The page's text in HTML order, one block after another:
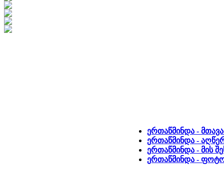
ერთაწმინდა -
ერთაწმინდა -
ერთაწმინდა - მის
ერთაწმინდა -